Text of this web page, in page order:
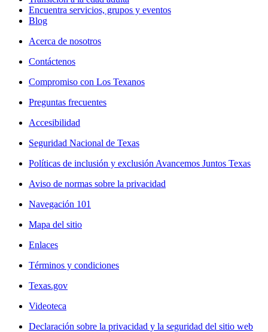
Encuentra servicios, grupos y eventos
Blog
Acerca de nosotros
Contáctenos
Compromiso con Los Texanos
Preguntas frecuentes
Accesibilidad
Seguridad Nacional de Texas
Políticas de inclusión y exclusión Avancemos Juntos Texas
Aviso de normas sobre la privacidad
Navegación 101
Mapa del sitio
Enlaces
Términos y condiciones
Texas.gov
Videoteca
Declaración sobre la privacidad y la seguridad del sitio web